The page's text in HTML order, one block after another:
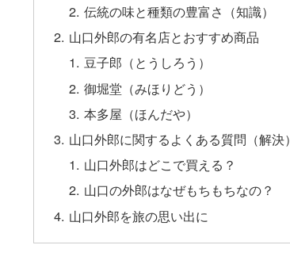
伝統の味と種類の豊富さ（知識）
山口外郎の有名店とおすすめ商品
豆子郎（とうしろう）
御堀堂（みほりどう）
本多屋（ほんだや）
山口外郎に関するよくある質問（解決）
山口外郎はどこで買える？
山口の外郎はなぜもちもちなの？
山口外郎を旅の思い出に